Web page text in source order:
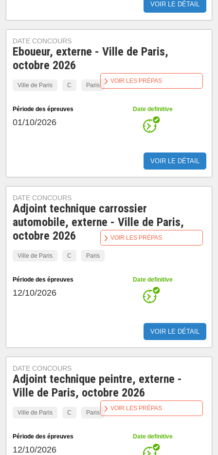
VOIR LE DÉTAIL
DATE CONCOURS
Eboueur, externe - Ville de Paris,
octobre 2026
Ville de Paris C Paris
Période des épreuves
01/10/2026
Date definitive
VOIR LE DÉTAIL
VOIR LES PRÉPAS
DATE CONCOURS
Adjoint technique carrossier
automobile, externe - Ville de Paris,
octobre 2026
Ville de Paris C Paris
Période des épreuves
12/10/2026
Date definitive
VOIR LE DÉTAIL
VOIR LES PRÉPAS
DATE CONCOURS
Adjoint technique peintre, externe -
Ville de Paris, octobre 2026
Ville de Paris C Paris
Période des épreuves
12/10/2026
Date definitive
VOIR LES PRÉPAS